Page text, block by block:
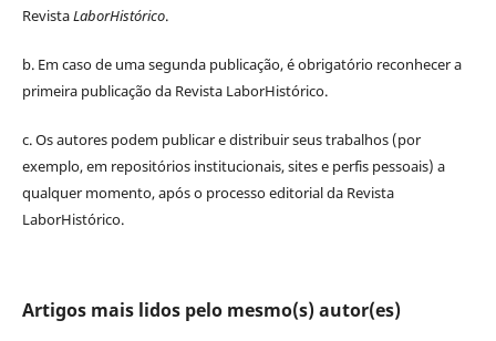
RevistaLaborHistórico.
b. Em caso de uma segunda publicação, é obrigatório reconhecer a
primeira publicação da Revista LaborHistórico.
c. Os autores podem publicar e distribuir seus trabalhos (por
exemplo, em repositórios institucionais, sites e perfis pessoais) a
qualquer momento, após o processo editorial da Revista
LaborHistórico.
Artigos mais lidos pelo mesmo(s) autor(es)